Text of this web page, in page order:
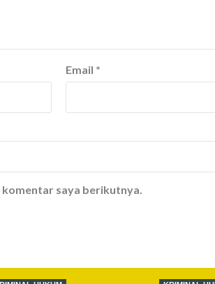
Email *
komentar saya berikutnya.